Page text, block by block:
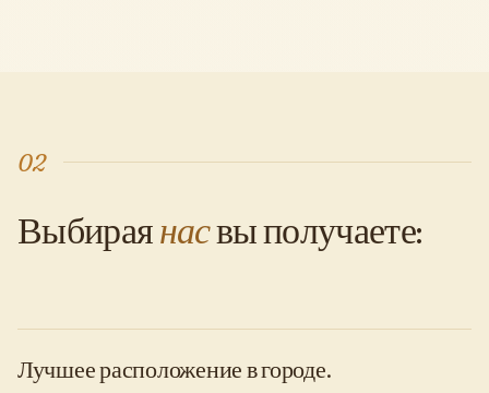
02
Выбираянасвы получаете:
Лучшее расположение в городе.